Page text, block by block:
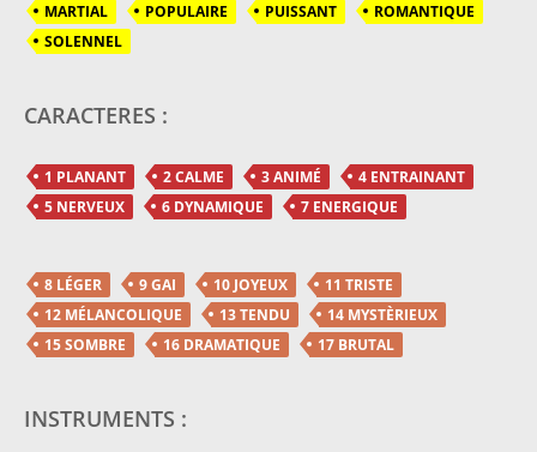
MARTIAL
POPULAIRE PUISSANT
ROMANTIQUE
SOLENNEL
CARACTERES :
1 PLANANT 2 CALME 3 ANIMÉ
4 ENTRAINANT
5 NERVEUX
6 DYNAMIQUE 7 ENERGIQUE
8 LÉGER 9 GAI 10 JOYEUX
11 TRISTE
12 MÉLANCOLIQUE
13 TENDU
14 MYSTÈRIEUX
15 SOMBRE
16 DRAMATIQUE 17 BRUTAL
INSTRUMENTS :